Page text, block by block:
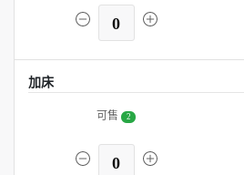
0
加床
可售 2
0